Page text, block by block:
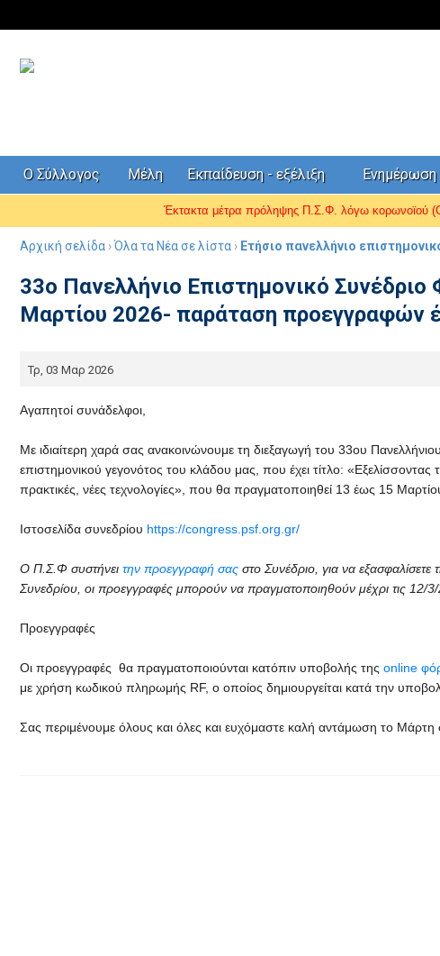
Ο Σύλλογος Μέλη Εκπαίδευση - εξέλιξη Ενημέρωση
Έκτακτα μέτρα πρόληψης Π.Σ.Φ. λόγω
Αρχική σελίδα ›Όλα τα Νέα σε λίστα › Ετήσιο πανελλήνιο
33ο Πανελλήνιο Επιστημονικό
Μαρτίου 2026- παράταση προεγγραφών
Τρ, 03 Μαρ 2026
Αγαπητοί συνάδελφοι,
Με ιδιαίτερη χαρά σας ανακοινώνουμε τη διεξαγωγή του 33ου
επιστημονικού γεγονότος του κλάδου μας, που έχει τίτλο:
πρακτικές, νέες τεχνολογίες», που θα πραγματοποιηθεί 13 έως 15
Ιστοσελίδα συνεδρίου https://congress.psf.org.gr/
Ο Π.Σ.Φ συστήνει την προεγγραφή σας στο Συνέδριο, για να
Συνεδρίου, οι προεγγραφές μπορούν να πραγματοποιηθούν μέχρι τις 12/
Προεγγραφές
Οι προεγγραφές θα πραγματοποιούνται κατόπιν υποβολής της online
με χρήση κωδικού πληρωμής RF, ο οποίος δημιουργείται κατά την
Σας περιμένουμε όλους και όλες και ευχόμαστε καλή αντάμωση το Μάρτη